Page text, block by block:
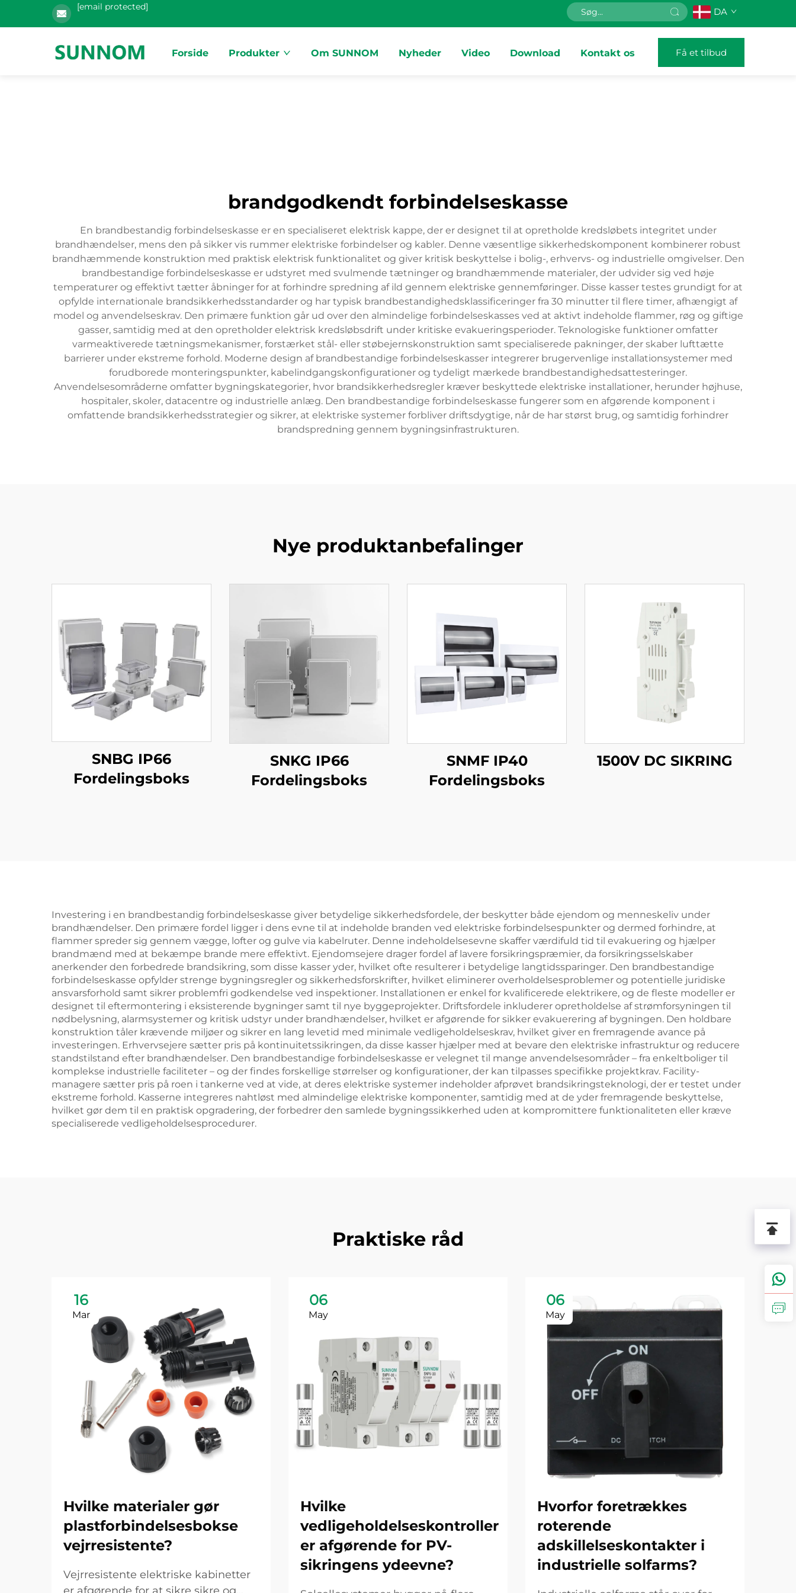
[email protected] DA
Forside Produkter Om SUNNOM Nyheder Video Download Kontakt os Få et tilbud
brandgodkendt forbindelseskasse
En brandbestandig forbindelseskasse er en specialiseret elektrisk kappe, der er designet til at opretholde kredsløbets integritet under
brandhændelser, mens den på sikker vis rummer elektriske forbindelser og kabler. Denne væsentlige sikkerhedskomponent kombinerer robust
brandhæmmende konstruktion med praktisk elektrisk funktionalitet og giver kritisk beskyttelse i bolig-, erhvervs- og industrielle omgivelser. Den
brandbestandige forbindelseskasse er udstyret med svulmende tætninger og brandhæmmende materialer, der udvider sig ved høje
temperaturer og effektivt tætter åbninger for at forhindre spredning af ild gennem elektriske gennemføringer. Disse kasser testes grundigt for at
opfylde internationale brandsikkerhedsstandarder og har typisk brandbestandighedsklassificeringer fra 30 minutter til flere timer, afhængigt af
model og anvendelseskrav. Den primære funktion går ud over den almindelige forbindelseskasses ved at aktivt indeholde flammer, røg og giftige
gasser, samtidig med at den opretholder elektrisk kredsløbsdrift under kritiske evakueringsperioder. Teknologiske funktioner omfatter
varmeaktiverede tætningsmekanismer, forstærket stål- eller støbejernskonstruktion samt specialiserede pakninger, der skaber lufttætte
barrierer under ekstreme forhold. Moderne design af brandbestandige forbindelseskasser integrerer brugervenlige installationsystemer med
forudborede monteringspunkter, kabelindgangskonfigurationer og tydeligt mærkede brandbestandighedsattesteringer.
Anvendelsesområderne omfatter bygningskategorier, hvor brandsikkerhedsregler kræver beskyttede elektriske installationer, herunder højhuse,
hospitaler, skoler, datacentre og industrielle anlæg. Den brandbestandige forbindelseskasse fungerer som en afgørende komponent i
omfattende brandsikkerhedsstrategier og sikrer, at elektriske systemer forbliver driftsdygtige, når de har størst brug, og samtidig forhindrer
brandspredning gennem bygningsinfrastrukturen.
Nye produktanbefalinger
SNBG IP66
Fordelingsboks
SNKG IP66
Fordelingsboks
SNMF IP40
Fordelingsboks
1500V DC SIKRING
Investering i en brandbestandig forbindelseskasse giver betydelige sikkerhedsfordele, der beskytter både ejendom og menneskeliv under
brandhændelser. Den primære fordel ligger i dens evne til at indeholde branden ved elektriske forbindelsespunkter og dermed forhindre, at
flammer spreder sig gennem vægge, lofter og gulve via kabelruter. Denne indeholdelsesevne skaffer værdifuld tid til evakuering og hjælper
brandmænd med at bekæmpe brande mere effektivt. Ejendomsejere drager fordel af lavere forsikringspræmier, da forsikringsselskaber
anerkender den forbedrede brandsikring, som disse kasser yder, hvilket ofte resulterer i betydelige langtidssparinger. Den brandbestandige
forbindelseskasse opfylder strenge bygningsregler og sikkerhedsforskrifter, hvilket eliminerer overholdelsesproblemer og potentielle juridiske
ansvarsforhold samt sikrer problemfri godkendelse ved inspektioner. Installationen er enkel for kvalificerede elektrikere, og de fleste modeller er
designet til eftermontering i eksisterende bygninger samt til nye byggeprojekter. Driftsfordele inkluderer opretholdelse af strømforsyningen til
nødbelysning, alarmsystemer og kritisk udstyr under brandhændelser, hvilket er afgørende for sikker evakuerering af bygningen. Den holdbare
konstruktion tåler krævende miljøer og sikrer en lang levetid med minimale vedligeholdelseskrav, hvilket giver en fremragende avance på
investeringen. Erhvervsejere sætter pris på kontinuitetssikringen, da disse kasser hjælper med at bevare den elektriske infrastruktur og reducere
standstilstand efter brandhændelser. Den brandbestandige forbindelseskasse er velegnet til mange anvendelsesområder – fra enkeltboliger til
komplekse industrielle faciliteter – og der findes forskellige størrelser og konfigurationer, der kan tilpasses specifikke projektkrav. Facility-
managere sætter pris på roen i tankerne ved at vide, at deres elektriske systemer indeholder afprøvet brandsikringsteknologi, der er testet under
ekstreme forhold. Kasserne integreres nahtløst med almindelige elektriske komponenter, samtidig med at de yder fremragende beskyttelse,
hvilket gør dem til en praktisk opgradering, der forbedrer den samlede bygningssikkerhed uden at kompromittere funktionaliteten eller kræve
specialiserede vedligeholdelsesprocedurer.
Praktiske råd
16
Mar
Hvilke materialer gør
plastforbindelsesbokse
vejrresistente?
Vejrresistente elektriske kabinetter
06
May
Hvilke
vedligeholdelseskontroller
er afgørende for PV-
sikringens ydeevne?
06
May
Hvorfor foretrækkes
roterende
adskillelseskontakter i
industrielle solfarms?